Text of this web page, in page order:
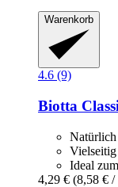
Warenkorb
4.6 (9)
Biotta
Natürlich
Ideal
4,29 € (8,58 € /